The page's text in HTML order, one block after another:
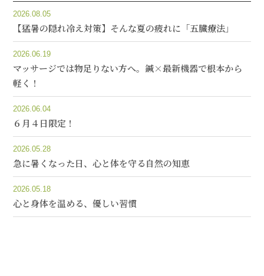
2026.08.05
【猛暑の隠れ冷え対策】そんな夏の疲れに「五臓療法」
2026.06.19
マッサージでは物足りない方へ。鍼×最新機器で根本から
軽く！
2026.06.04
６月４日限定！
2026.05.28
急に暑くなった日、心と体を守る自然の知恵
2026.05.18
心と身体を温める、優しい習慣